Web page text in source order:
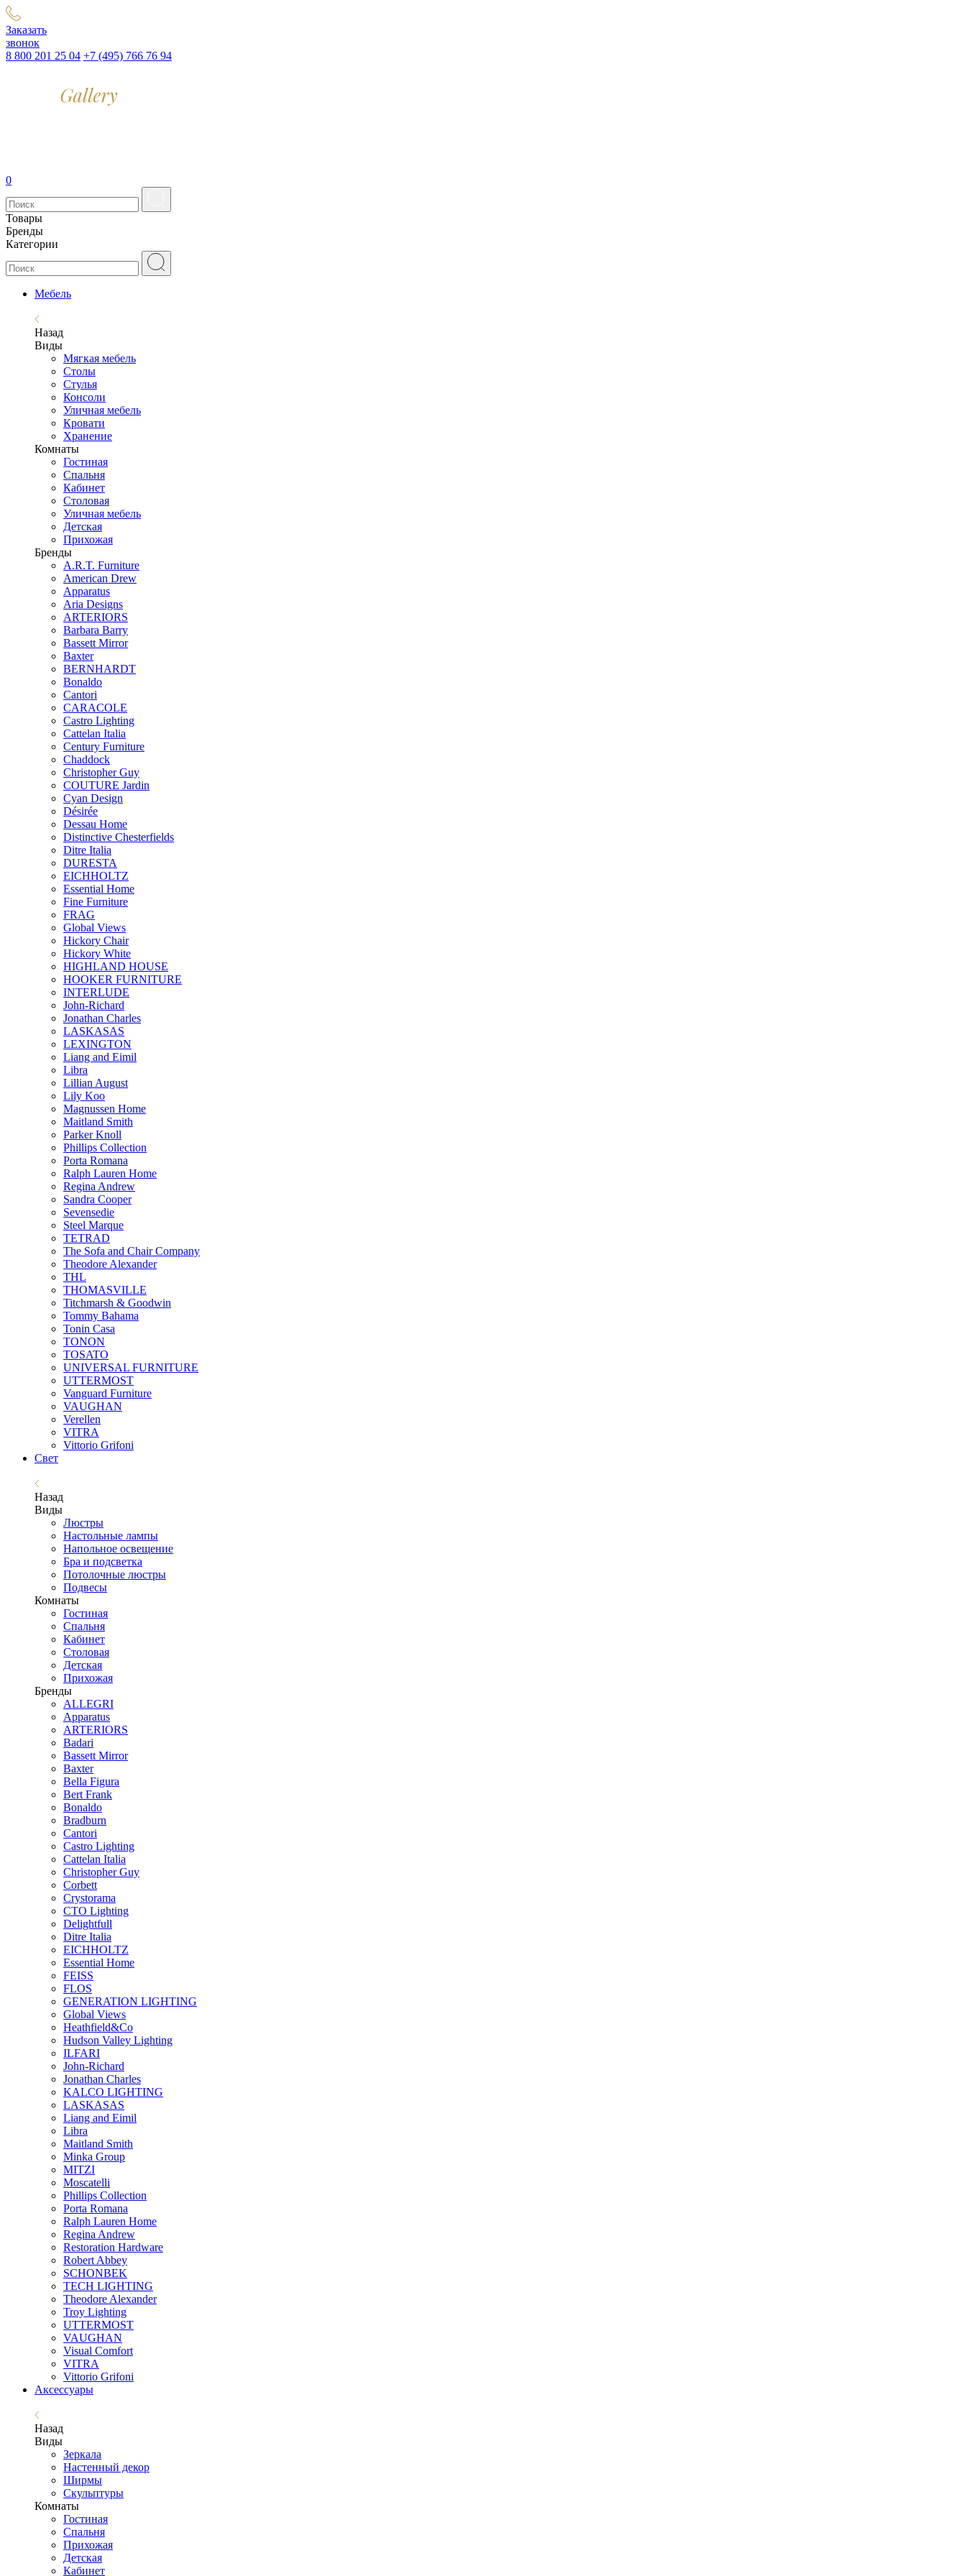
Заказать
звонок
8 800 201 25 04 +7 (495) 766 76 94
0
Товары
Бренды
Категории
Мебель
Назад
Виды
Мягкая мебель
Столы
Стулья
Консоли
Уличная мебель
Кровати
Хранение
Комнаты
Гостиная
Спальня
Кабинет
Столовая
Уличная мебель
Детская
Прихожая
Бренды
A.R.T. Furniture
American Drew
Apparatus
Aria Designs
ARTERIORS
Barbara Barry
Bassett Mirror
Baxter
BERNHARDT
Bonaldo
Cantori
CARACOLE
Castro Lighting
Cattelan Italia
Century Furniture
Chaddock
Christopher Guy
COUTURE Jardin
Cyan Design
Désirée
Dessau Home
Distinctive Chesterfields
Ditre Italia
DURESTA
EICHHOLTZ
Essential Home
Fine Furniture
FRAG
Global Views
Hickory Chair
Hickory White
HIGHLAND HOUSE
HOOKER FURNITURE
INTERLUDE
John-Richard
Jonathan Charles
LASKASAS
LEXINGTON
Liang and Eimil
Libra
Lillian August
Lily Koo
Magnussen Home
Maitland Smith
Parker Knoll
Phillips Collection
Porta Romana
Ralph Lauren Home
Regina Andrew
Sandra Cooper
Sevensedie
Steel Marque
TETRAD
The Sofa and Chair Company
Theodore Alexander
THL
THOMASVILLE
Titchmarsh & Goodwin
Tommy Bahama
Tonin Casa
TONON
TOSATO
UNIVERSAL FURNITURE
UTTERMOST
Vanguard Furniture
VAUGHAN
Verellen
VITRA
Vittorio Grifoni
Свет
Назад
Виды
Люстры
Настольные лампы
Напольное освещение
Бра и подсветка
Потолочные люстры
Подвесы
Комнаты
Гостиная
Спальня
Кабинет
Столовая
Детская
Прихожая
Бренды
ALLEGRI
Apparatus
ARTERIORS
Badari
Bassett Mirror
Baxter
Bella Figura
Bert Frank
Bonaldo
Bradburn
Cantori
Castro Lighting
Cattelan Italia
Christopher Guy
Corbett
Crystorama
CTO Lighting
Delightfull
Ditre Italia
EICHHOLTZ
Essential Home
FEISS
FLOS
GENERATION LIGHTING
Global Views
Heathfield&Co
Hudson Valley Lighting
ILFARI
John-Richard
Jonathan Charles
KALCO LIGHTING
LASKASAS
Liang and Eimil
Libra
Maitland Smith
Minka Group
MITZI
Moscatelli
Phillips Collection
Porta Romana
Ralph Lauren Home
Regina Andrew
Restoration Hardware
Robert Abbey
SCHONBEK
TECH LIGHTING
Theodore Alexander
Troy Lighting
UTTERMOST
VAUGHAN
Visual Comfort
VITRA
Vittorio Grifoni
Аксессуары
Назад
Виды
Зеркала
Настенный декор
Ширмы
Скульптуры
Комнаты
Гостиная
Спальня
Прихожая
Детская
Кабинет